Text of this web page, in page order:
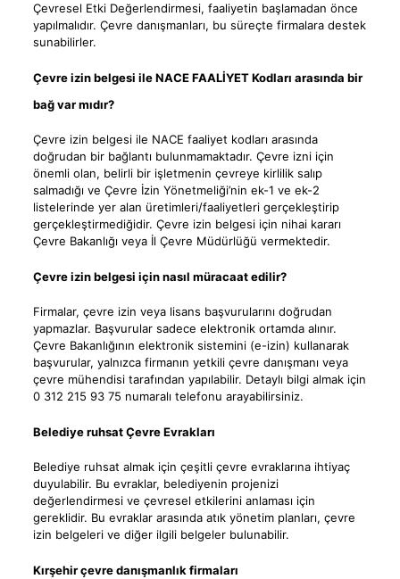
Çevresel Etki Değerlendirmesi, faaliyetin başlamadan önce
yapılmalıdır. Çevre danışmanları, bu süreçte firmalara destek
sunabilirler.
Çevre izin belgesi ile NACE FAALİYET Kodları arasında bir
bağ var mıdır?
Çevre izin belgesi ile NACE faaliyet kodları arasında
doğrudan bir bağlantı bulunmamaktadır. Çevre izni için
önemli olan, belirli bir işletmenin çevreye kirlilik salıp
salmadığı ve Çevre İzin Yönetmeliği’nin ek-1 ve ek-2
listelerinde yer alan üretimleri/faaliyetleri gerçekleştirip
gerçekleştirmediğidir. Çevre izin belgesi için nihai kararı
Çevre Bakanlığı veya İl Çevre Müdürlüğü vermektedir.
Çevre izin belgesi için nasıl müracaat edilir?
Firmalar, çevre izin veya lisans başvurularını doğrudan
yapmazlar. Başvurular sadece elektronik ortamda alınır.
Çevre Bakanlığının elektronik sistemini (e-izin) kullanarak
başvurular, yalnızca firmanın yetkili çevre danışmanı veya
çevre mühendisi tarafından yapılabilir. Detaylı bilgi almak için
0 312 215 93 75 numaralı telefonu arayabilirsiniz.
Belediye ruhsat Çevre Evrakları
Belediye ruhsat almak için çeşitli çevre evraklarına ihtiyaç
duyulabilir. Bu evraklar, belediyenin projenizi
değerlendirmesi ve çevresel etkilerini anlaması için
gereklidir. Bu evraklar arasında atık yönetim planları, çevre
izin belgeleri ve diğer ilgili belgeler bulunabilir.
Kırşehir çevre danışmanlık firmaları